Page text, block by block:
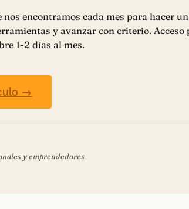
encontramos cada mes para hacer
y avanzar con criterio. Acceso
1-2 días al mes.
→
y emprendedores